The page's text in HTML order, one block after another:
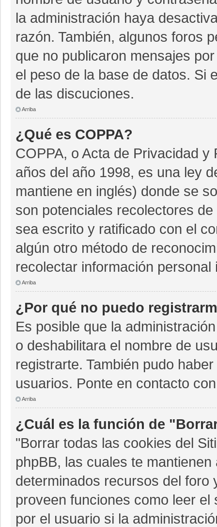
la administración haya
razón. También, algunos foros
que no publicaron mensajes
el peso de la base de datos. Si
de las discuciones.
Arriba
¿Qué es COPPA?
COPPA, o Acta de Privacidad
años del año 1998, es una ley
mantiene en inglés) donde se
son potenciales recolectores
sea escrito y ratificado con el
algún otro método de
recolectar información
Arriba
¿Por qué no puedo
Es posible que la
o deshabilitara el nombre de
registrarte. También pudo
usuarios. Ponte en contacto
Arriba
¿Cuál es la función de
"Borrar todas las cookies del
phpBB, las cuales te
determinados recursos del foro
proveen funciones como leer
por el usuario si la